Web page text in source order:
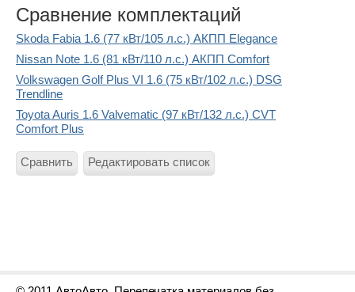
Сравнение комплектаций
Skoda Fabia 1.6 (77 кВт/105 л.с.) АКПП Elegance
Nissan Note 1.6 (81 кВт/110 л.с.) АКПП Comfort
Volkswagen Golf Plus VI 1.6 (75 кВт/102 л.с.) DSG
Trendline
Toyota Auris 1.6 Valvematic (97 кВт/132 л.с.) CVT
Comfort Plus
Сравнить Редактировать список